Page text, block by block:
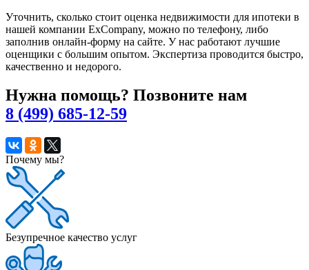
Уточнить, сколько стоит оценка недвижимости для ипотеки в
нашей компании ExCompany, можно по телефону, либо
заполнив онлайн-форму на сайте. У нас работают лучшие
оценщики с большим опытом. Экспертиза проводится быстро,
качественно и недорого.
Нужна помощь? Позвоните нам
8 (499) 685-12-59
Почему мы?
Безупречное качество услуг